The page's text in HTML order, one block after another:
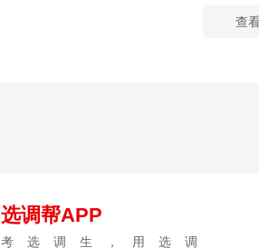
查
选调帮APP
考选调生，用选调